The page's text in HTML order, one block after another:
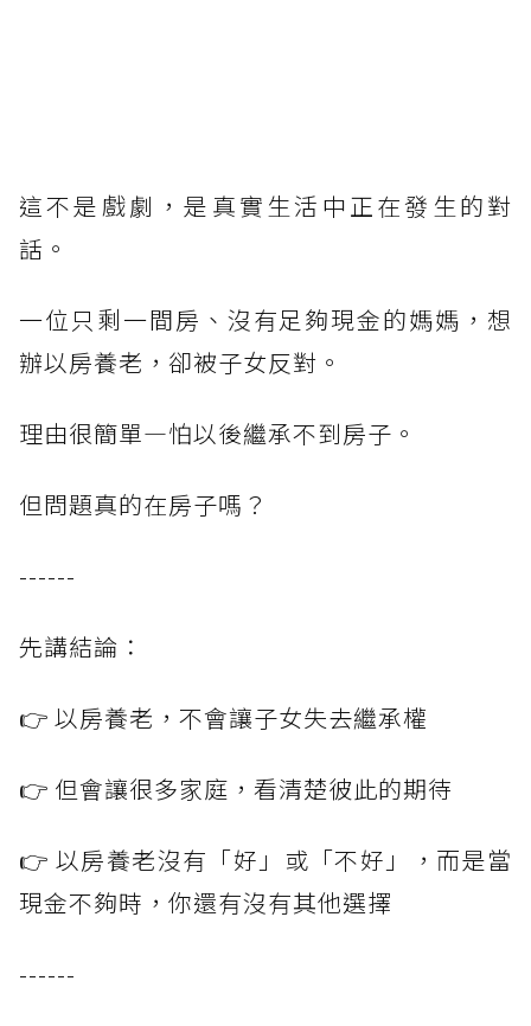
這不是戲劇，是真實生活中正在發生的對
話。
一位只剩一間房、沒有足夠現金的媽媽，想
辦以房養老，卻被子女反對。
理由很簡單—怕以後繼承不到房子。
但問題真的在房子嗎？
------
先講結論：
👉 以房養老，不會讓子女失去繼承權
👉 但會讓很多家庭，看清楚彼此的期待
👉 以房養老沒有「好」或「不好」，而是當
現金不夠時，你還有沒有其他選擇
------